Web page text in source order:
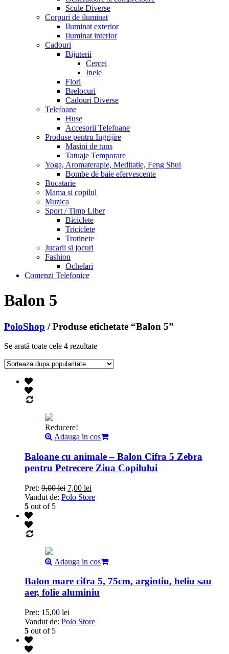
Scule Diverse
Corpuri de iluminat
Iluminat exterior
Iluminat interior
Cadouri
Bijuterii
Cercei
Inele
Flori
Brelocuri
Cadouri Diverse
Telefoane
Huse
Accesorii Telefoane
Produse pentru Ingrijire
Masini de tuns
Tatuaje Temporare
Yoga, Aromaterapie, Meditatie, Feng Shui
Bombe de baie efervescente
Bucatarie
Mama si copilul
Muzica
Sport / Timp Liber
Biciclete
Triciclete
Trotinete
Jucarii si jocuri
Fashion
Ochelari
Comenzi Telefonice
Balon 5
PoloShop / Produse etichetate “Balon 5”
Se arată toate cele 4 rezultate
Reducere!
Adauga in cos
Baloane cu animale – Balon Cifra 5 Zebra
pentru Petrecere Ziua Copilului
Pret: 9,00lei 7,00 lei
Vandut de: Polo Store
5 out of 5
Adauga in cos
Balon mare cifra 5, 75cm, argintiu, heliu sau
aer, folie aluminiu
Pret: 15,00 lei
Vandut de: Polo Store
5 out of 5